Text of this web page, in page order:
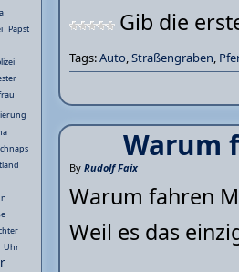
Gib die
Tags:Auto,Straßengraben,
Warum
By Rudolf Faix
Warum fahren
Weil es das
Papst
Uhr